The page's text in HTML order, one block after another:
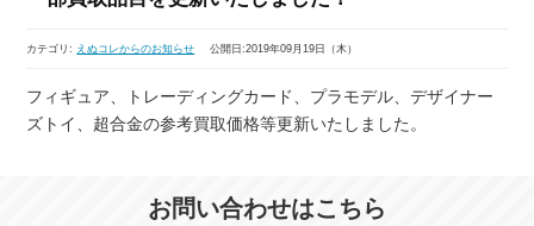
カテゴリ: えぬコレからのお知らせ 公開日:2019年09月19日（木）
フィギュア、トレーディングカード、プラモデル、デザイナー
ズトイ、超合金の参考買取価格等更新いたしました。
お問い合わせはこちら